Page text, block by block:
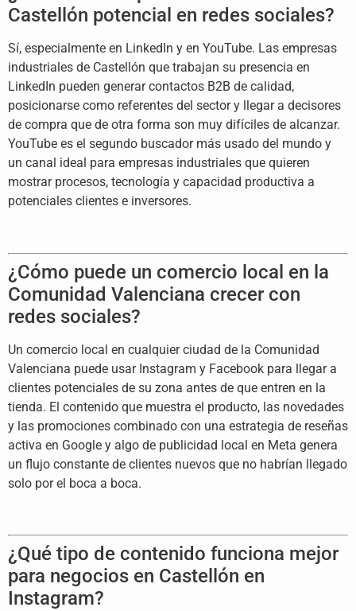
Castellón potencial en redes sociales?
Sí, especialmente en LinkedIn y en YouTube. Las empresas
industriales de Castellón que trabajan su presencia en
LinkedIn pueden generar contactos B2B de calidad,
posicionarse como referentes del sector y llegar a decisores
de compra que de otra forma son muy difíciles de alcanzar.
YouTube es el segundo buscador más usado del mundo y
un canal ideal para empresas industriales que quieren
mostrar procesos, tecnología y capacidad productiva a
potenciales clientes e inversores.
¿Cómo puede un comercio local en la
Comunidad Valenciana crecer con
redes sociales?
Un comercio local en cualquier ciudad de la Comunidad
Valenciana puede usar Instagram y Facebook para llegar a
clientes potenciales de su zona antes de que entren en la
tienda. El contenido que muestra el producto, las novedades
y las promociones combinado con una estrategia de reseñas
activa en Google y algo de publicidad local en Meta genera
un flujo constante de clientes nuevos que no habrían llegado
solo por el boca a boca.
¿Qué tipo de contenido funciona mejor
para negocios en Castellón en
Instagram?